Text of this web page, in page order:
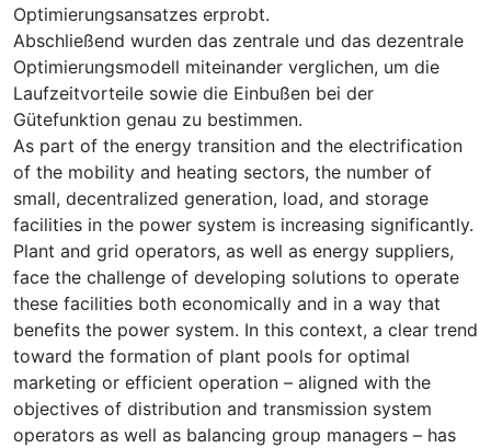
Optimierungsansatzes erprobt.
Abschließend wurden das zentrale und das dezentrale
Optimierungsmodell miteinander verglichen, um die
Laufzeitvorteile sowie die Einbußen bei der
Gütefunktion genau zu bestimmen.
As part of the energy transition and the electrification
of the mobility and heating sectors, the number of
small, decentralized generation, load, and storage
facilities in the power system is increasing significantly.
Plant and grid operators, as well as energy suppliers,
face the challenge of developing solutions to operate
these facilities both economically and in a way that
benefits the power system. In this context, a clear trend
toward the formation of plant pools for optimal
marketing or efficient operation – aligned with the
objectives of distribution and transmission system
operators as well as balancing group managers – has